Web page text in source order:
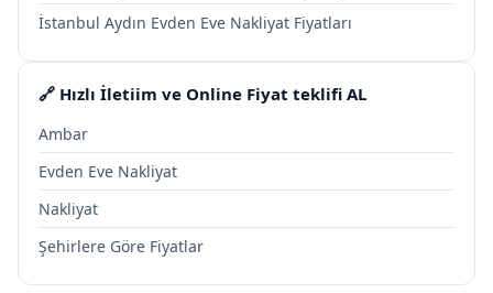
İstanbul Aydın Evden Eve Nakliyat Fiyatları
🔗 Hızlı İletiim ve Online Fiyat teklifi AL
Ambar
Evden Eve Nakliyat
Nakliyat
Şehirlere Göre Fiyatlar